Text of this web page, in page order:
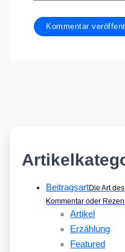
BeitragsartDie Art
Kommentar oder
Artikel
Erzählung
Featured